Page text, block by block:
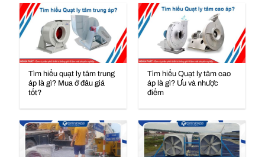
Tìm hiểu quạt ly tâm trung
áp là gì? Mua ở đâu giá
tốt?
Tìm hiểu Quạt ly tâm cao
áp là gì? Ưu và nhược
điểm